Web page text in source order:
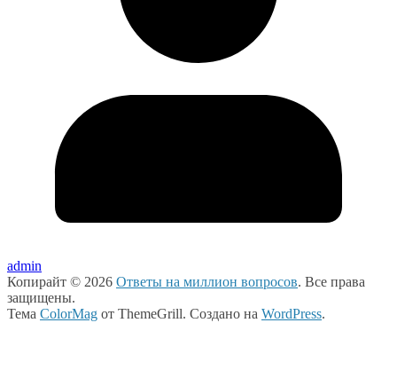
admin
Копирайт © 2026 Ответы на миллион вопросов. Все права
защищены.
Тема ColorMag от ThemeGrill. Создано на WordPress.